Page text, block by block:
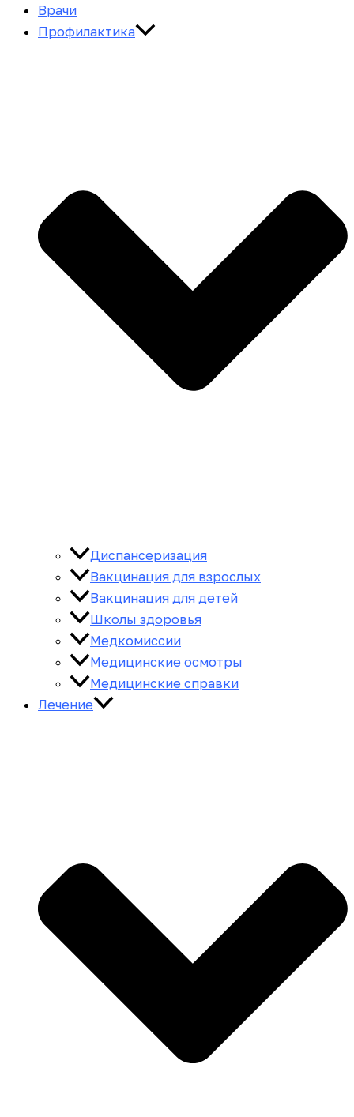
Врачи
Профилактика
Диспансеризация
Вакцинация для взрослых
Вакцинация для детей
Школы здоровья
Медкомиссии
Медицинские осмотры
Медицинские справки
Лечение